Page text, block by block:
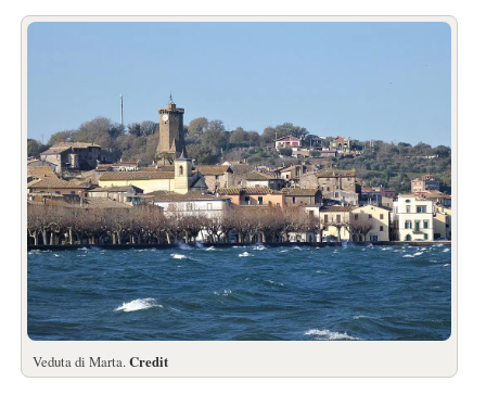
Veduta di Marta.Credit